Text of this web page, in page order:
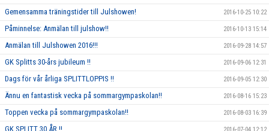
Gemensamma träningstider till Julshowen! 2016-10-25 10:22
Påminnelse: Anmälan till julshow!! 2016-10-13 15:14
Anmälan till Julshowen 2016!!! 2016-09-28 14:57
GK Splitts 30-års jubileum !! 2016-09-06 12:31
Dags för vår årliga SPLITTLOPPIS !! 2016-09-05 12:30
Ännu en fantastisk vecka på sommargympaskolan!! 2016-08-16 15:23
Toppen vecka på sommargympaskolan!! 2016-08-03 16:39
GK SPLITT 30 ÅR !!